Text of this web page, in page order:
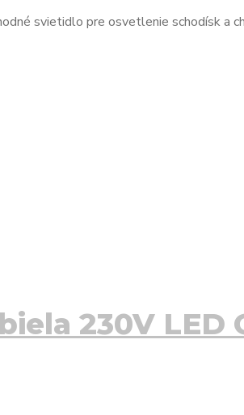
svietidlo pre osvetlenie schodísk a
230V LED